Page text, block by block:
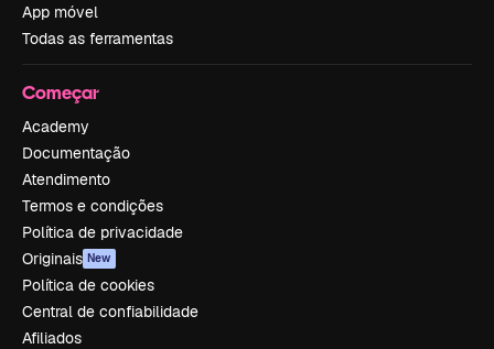
App móvel
Todas as ferramentas
Começar
Academy
Documentação
Atendimento
Termos e condições
Política de privacidade
Originais New
Política de cookies
Central de confiabilidade
Afiliados